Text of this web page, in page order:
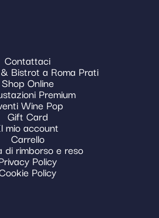
Contattaci
Bistrot a Roma Prati
Shop Online
Premium
Wine Pop
Gift Card
mio account
Carrello
di rimborso e reso
Policy
Policy